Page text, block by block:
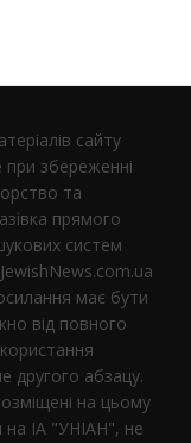
сайту
збереженні
та
​​прямого
систем
має бути
від повного
другого абзацу.
на цьому
на ІА "УНІАН", не